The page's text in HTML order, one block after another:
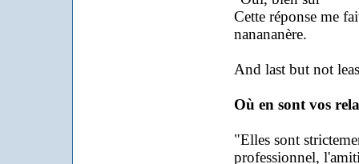
Cette réponse me
nanananère.
And last but not
Où en sont vos
"Elles sont
professionnel,